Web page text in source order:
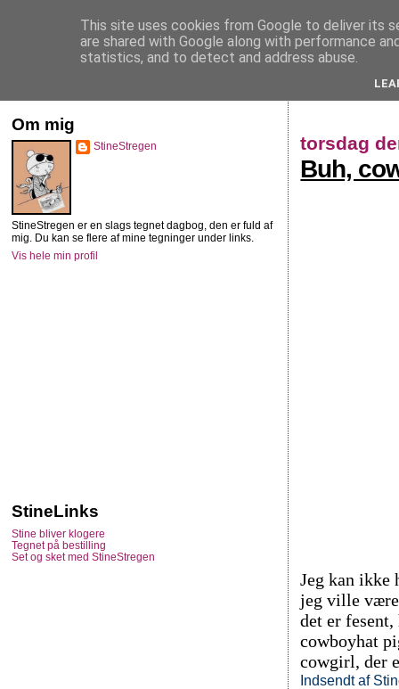
StineStregen
torsdag
Buh,
Jeg kan ikke
jeg ville være
det er
cowboyhat
cowgirl, der
Indsendt af
Om mig
StineStregen
StineStregen er en slags tegnet dagbog, den er fuld af
mig. Du kan se flere af mine tegninger under links.
Vis hele min profil
StineLinks
Stine bliver klogere
Tegnet på bestilling
Set og sket med StineStregen
This site uses cookies from Google to deliver its
are shared with Google along with performance
statistics, and to detect and address abuse.